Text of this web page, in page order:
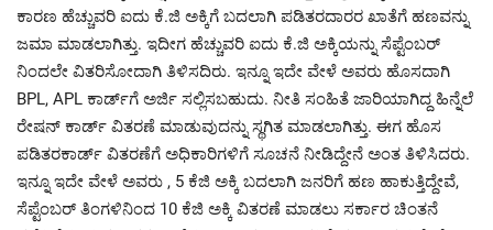
ಕಾರಣ ಹೆಚ್ಚುವರಿ ಐದು ಕೆ.ಜಿ ಅಕ್ಕಿಗೆ ಬದಲಾಗಿ ಪಡಿತರದಾರರ ಖಾತೆಗೆ ಹಣವನ್ನು
ಜಮಾ ಮಾಡಲಾಗಿತ್ತು. ಇದೀಗ ಹೆಚ್ಚುವರಿ ಐದು ಕೆ.ಜಿ ಅಕ್ಕಿಯನ್ನು ಸೆಪ್ಟೆಂಬರ್
ನಿಂದಲೇ ವಿತರಿಸೋದಾಗಿ ತಿಳಿಸದಿರು. ಇನ್ನೂ ಇದೇ ವೇಳೆ ಅವರು ಹೊಸದಾಗಿ
BPL​, APL​ ಕಾರ್ಡ್​ಗೆ ಅರ್ಜಿ ಸಲ್ಲಿಸಬಹುದು. ನೀತಿ ಸಂಹಿತೆ ಜಾರಿಯಾಗಿದ್ದ ಹಿನ್ನೆಲೆ
ರೇಷನ್​​ ಕಾರ್ಡ್​ ವಿತರಣೆ ಮಾಡುವುದನ್ನು ಸ್ಥಗಿತ ಮಾಡಲಾಗಿತ್ತು. ಈಗ ಹೊಸ
ಪಡಿತರಕಾರ್ಡ್​ ವಿತರಣೆಗೆ ಅಧಿಕಾರಿಗಳಿಗೆ ಸೂಚನೆ ನೀಡಿದ್ದೇನೆ ಅಂತ ತಿಳಿಸಿದರು.
ಇನ್ನೂ ಇದೇ ವೇಳೆ ಅವರು , 5 ಕೆಜಿ ಅಕ್ಕಿ ಬದಲಾಗಿ ಜನರಿಗೆ ಹಣ ಹಾಕುತ್ತಿದ್ದೇವೆ,
ಸೆಪ್ಟೆಂಬರ್ ತಿಂಗಳಿನಿಂದ 10 ಕೆಜಿ ಅಕ್ಕಿ ವಿತರಣೆ ಮಾಡಲು ಸರ್ಕಾರ ಚಿಂತನೆ